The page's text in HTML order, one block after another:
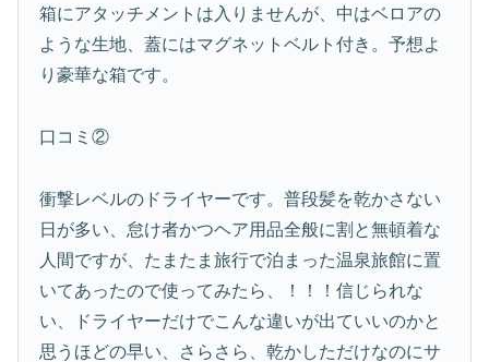
箱にアタッチメントは入りませんが、中はベロアの
ような生地、蓋にはマグネットベルト付き。予想よ
り豪華な箱です。
口コミ②
衝撃レベルのドライヤーです。普段髪を乾かさない
日が多い、怠け者かつヘア用品全般に割と無頓着な
人間ですが、たまたま旅行で泊まった温泉旅館に置
いてあったので使ってみたら、！！！信じられな
い、ドライヤーだけでこんな違いが出ていいのかと
思うほどの早い、さらさら、乾かしただけなのにサ